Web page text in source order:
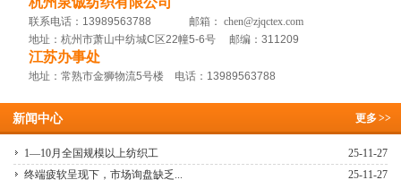
联系电话：13989563788 邮箱： chen@zjqctex.com
地址：杭州市萧山中纺城C区22幢5-6号 邮编：311209
江苏办事处
地址：常熟市金狮物流5号楼 电话：13989563788
更多>>
新闻中心
25-11-27
1—10月全国规模以上纺织工
25-11-27
终端疲软呈现下，市场询盘缺乏...